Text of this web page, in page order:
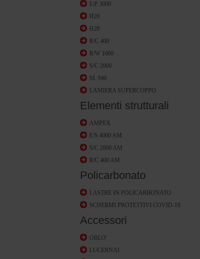
E/P 3000
H20
H28
R/C 400
R/W 1000
S/C 2000
SL 940
LAMIERA SUPERCOPPO
Elementi strutturali
AMPEX
E/S 4000 AM
S/C 2000 AM
R/C 400 AM
Policarbonato
LASTRE IN POLICARBONATO
SCHERMI PROTETTIVI COVID-19
Accessori
OBLO'
LUCERNAI